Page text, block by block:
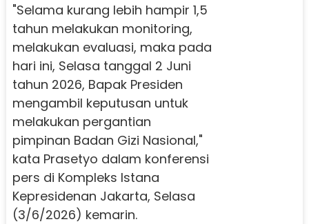
"Selama kurang lebih hampir 1,5
tahun melakukan monitoring,
melakukan evaluasi, maka pada
hari ini, Selasa tanggal 2 Juni
tahun 2026, Bapak Presiden
mengambil keputusan untuk
melakukan pergantian
pimpinan Badan Gizi Nasional,"
kata Prasetyo dalam konferensi
pers di Kompleks Istana
Kepresidenan Jakarta, Selasa
(3/6/2026) kemarin.